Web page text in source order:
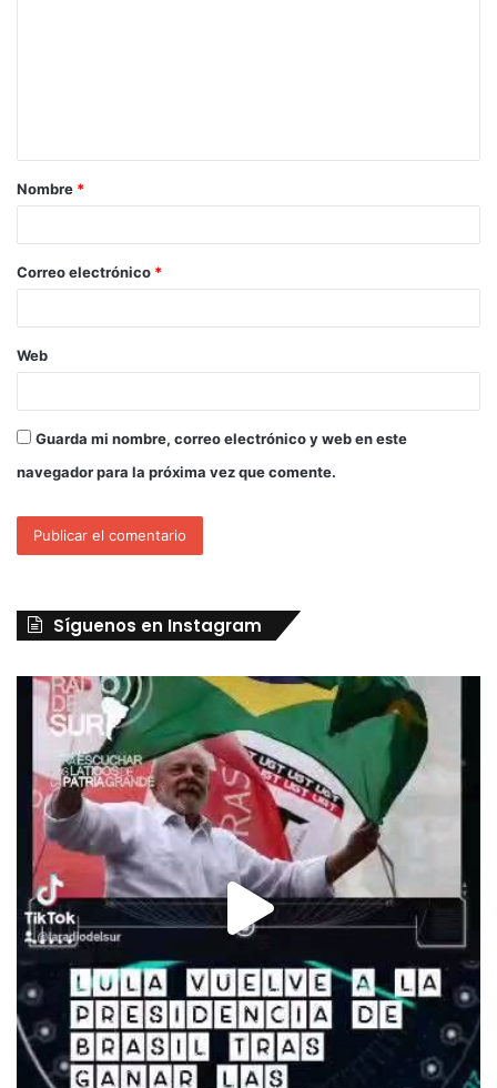
Nombre *
Correo electrónico *
Web
Guarda mi nombre, correo electrónico y web en este
navegador para la próxima vez que comente.
Síguenos en Instagram